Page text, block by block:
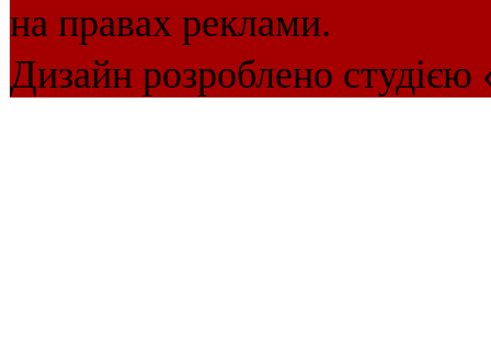
на правах реклами.
Дизайн розроблено студією